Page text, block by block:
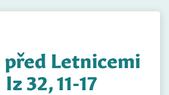
Letnicemi
Iz 32, 11-17